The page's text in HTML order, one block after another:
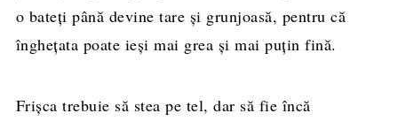
o bateți până devine tare și grunjoasă, pentru că
înghețata poate ieși mai grea și mai puțin fină.
Frișca trebuie să stea pe tel, dar să fie încă